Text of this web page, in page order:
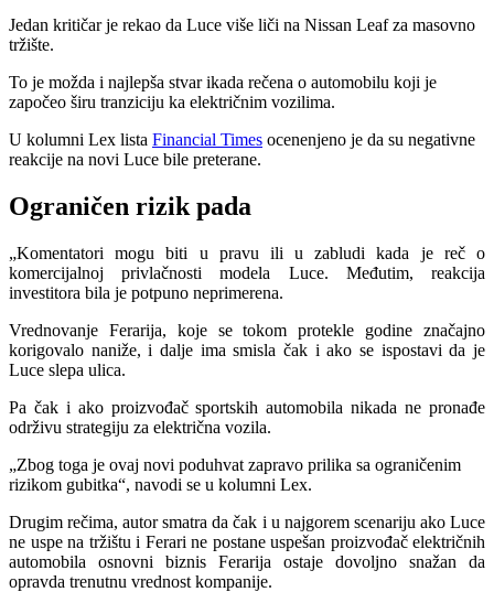
Jedan kritičar je rekao da Luce više liči na Nissan Leaf za masovno
tržište.
To je možda i najlepša stvar ikada rečena o automobilu koji je
započeo širu tranziciju ka električnim vozilima.
U kolumni Lex lista Financial Times ocenenjeno je da su negativne
reakcije na novi Luce bile preterane.
Ograničen rizik pada
„Komentatori mogu biti u pravu ili u zabludi kada je reč o
komercijalnoj privlačnosti modela Luce. Međutim, reakcija
investitora bila je potpuno neprimerena.
Vrednovanje Ferarija, koje se tokom protekle godine značajno
korigovalo naniže, i dalje ima smisla čak i ako se ispostavi da je
Luce slepa ulica.
Pa čak i ako proizvođač sportskih automobila nikada ne pronađe
održivu strategiju za električna vozila.
„Zbog toga je ovaj novi poduhvat zapravo prilika sa ograničenim
rizikom gubitka“, navodi se u kolumni Lex.
Drugim rečima, autor smatra da čak i u najgorem scenariju ako Luce
ne uspe na tržištu i Ferari ne postane uspešan proizvođač električnih
automobila osnovni biznis Ferarija ostaje dovoljno snažan da
opravda trenutnu vrednost kompanije.